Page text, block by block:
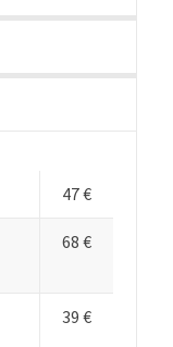
47 €
68 €
39 €